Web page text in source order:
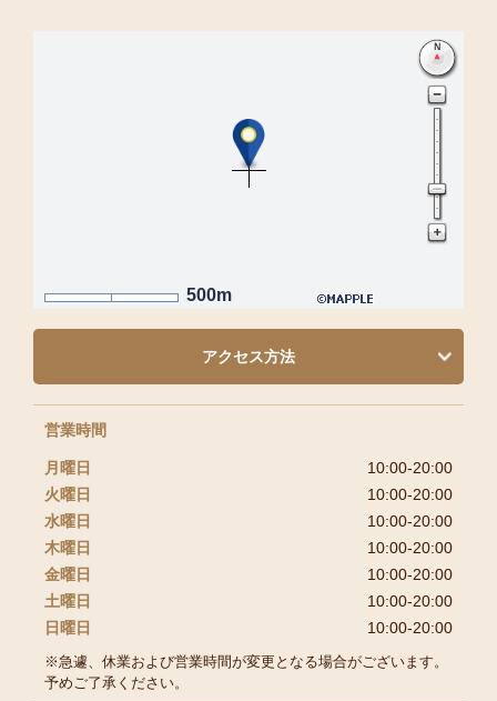
500m
営業時間
月曜日
10:00-20:00
火曜日
10:00-20:00
水曜日
10:00-20:00
木曜日
10:00-20:00
金曜日
10:00-20:00
土曜日
10:00-20:00
日曜日
10:00-20:00
※急遽、休業および営業時間が変更となる場合がございます。
予めご了承ください。
アクセス方法